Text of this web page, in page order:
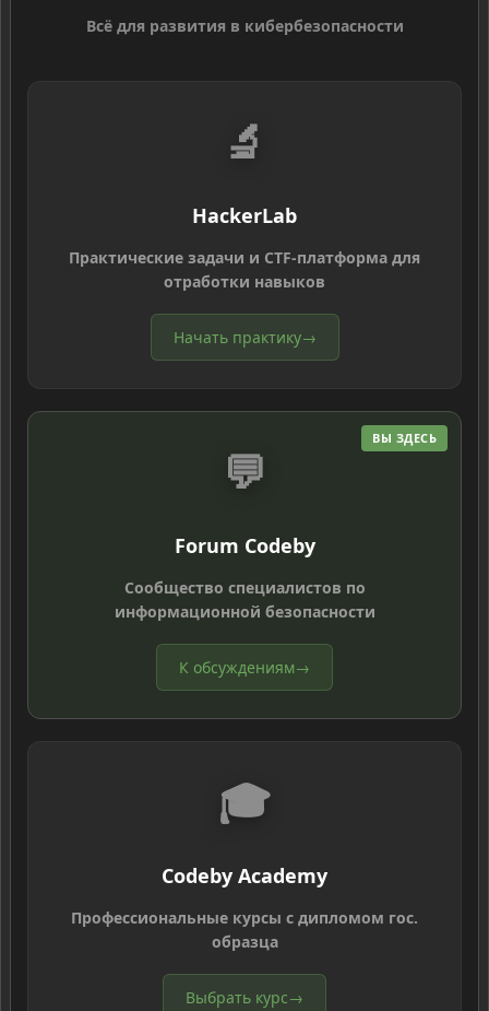
Всё для развития в кибербезопасности
🔬
HackerLab
Практические задачи и CTF-платформа для
отработки навыков
Начать практику→
ВЫ ЗДЕСЬ
💬
Forum Codeby
Сообщество специалистов по
информационной безопасности
К обсуждениям→
🎓
Codeby Academy
Профессиональные курсы с дипломом гос.
образца
Выбрать курс→